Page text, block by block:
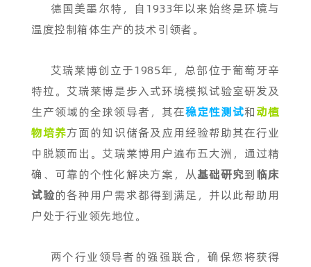
德国美墨尔特，自1933年以来始终是环境与
温度控制箱体生产的技术引领者。
艾瑞莱博创立于1985年，总部位于葡萄牙辛
特拉。艾瑞莱博是步入式环境模拟试验室研发及
生产领域的全球领导者，其在稳定性测试和动植
物培养方面的知识储备及应用经验帮助其在行业
中脱颖而出。艾瑞莱博用户遍布五大洲，通过精
确、可靠的个性化解决方案，从基础研究到临床
试验的各种用户需求都得到满足，并以此帮助用
户处于行业领先地位。
两个行业领导者的强强联合，确保您将获得